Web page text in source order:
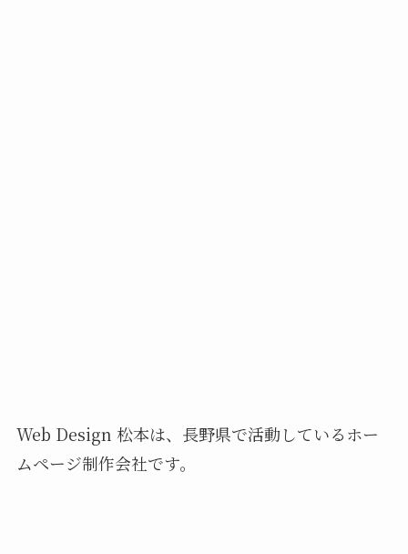
Web Design 松本は、長野県で活動しているホー
ムページ制作会社です。